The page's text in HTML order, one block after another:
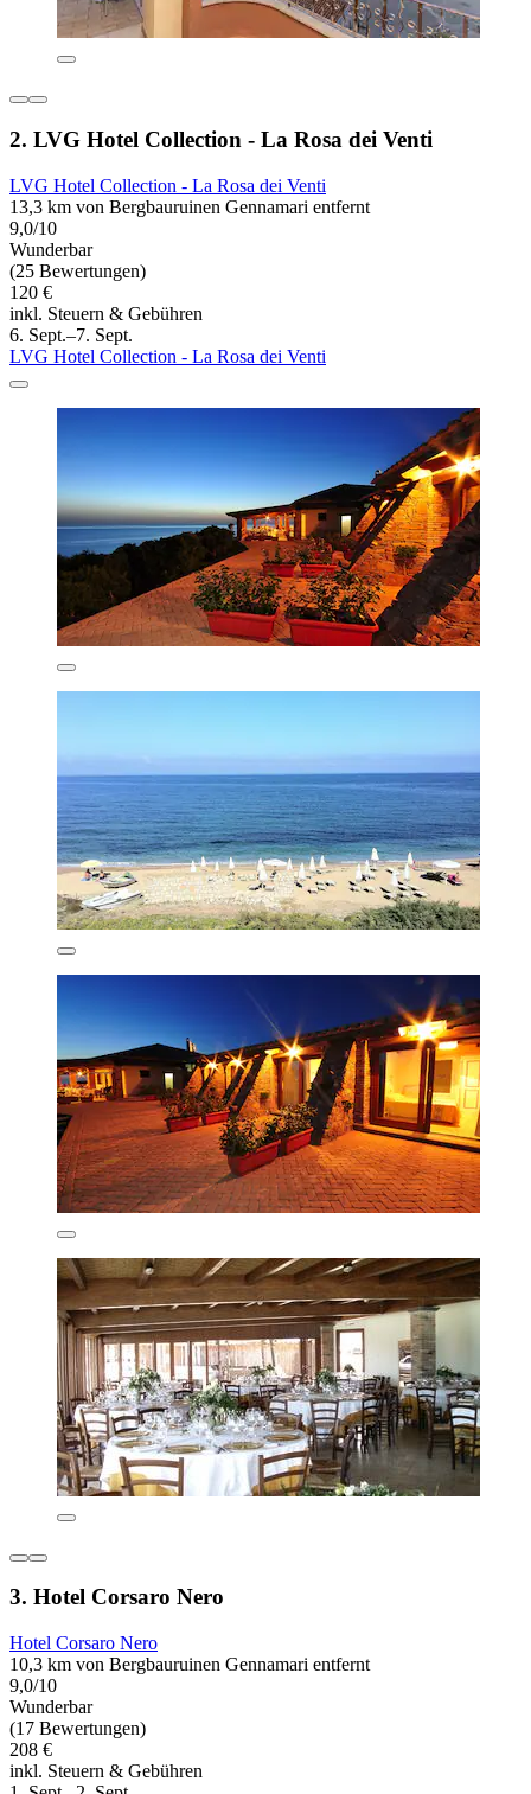
2. LVG Hotel Collection - La Rosa dei Venti
LVG Hotel Collection - La Rosa dei Venti
13,3 km von Bergbauruinen Gennamari entfernt
9,0/10
Wunderbar
(25 Bewertungen)
120 €
inkl. Steuern & Gebühren
6. Sept.–7. Sept.
LVG Hotel Collection - La Rosa dei Venti
3. Hotel Corsaro Nero
Hotel Corsaro Nero
10,3 km von Bergbauruinen Gennamari entfernt
9,0/10
Wunderbar
(17 Bewertungen)
208 €
inkl. Steuern & Gebühren